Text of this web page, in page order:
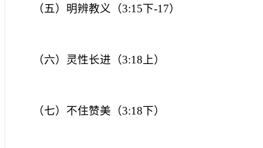
（五）明辨教义（3:15下-17）
（六）灵性长进（3:18 上）
（七）不住赞美（3:18下）